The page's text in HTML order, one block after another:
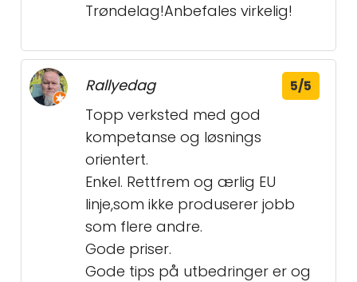
Trøndelag!Anbefales virkelig!
Rallyedag 5/5
Topp verksted med god
kompetanse og løsnings
orientert.
Enkel. Rettfrem og ærlig EU
linje,som ikke produserer jobb
som flere andre.
Gode priser.
Gode tips på utbedringer er og